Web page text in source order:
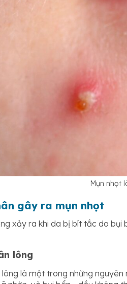
Mụn nhọt
gây ra mụn nhọt
xảy ra khi da bị bít tắc do
lông
là một trong những